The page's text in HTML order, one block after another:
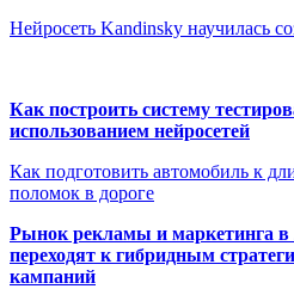
Нейросеть Kandinsky научилась
Как построить систему
использованием нейросетей
Как подготовить автомобиль к
поломок в дороге
Рынок рекламы и маркетинга в
переходят к гибридным
кампаний